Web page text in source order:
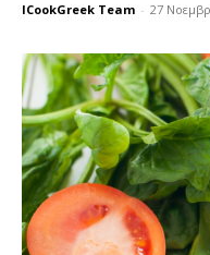
ICookGreek Team - 27